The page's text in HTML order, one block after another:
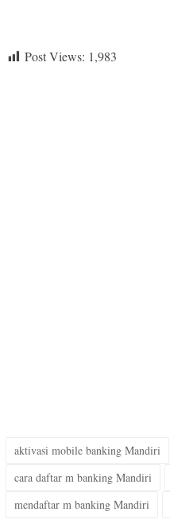
Post Views: 1,983
aktivasi mobile banking Mandiri
cara daftar m banking Mandiri
mendaftar m banking Mandiri